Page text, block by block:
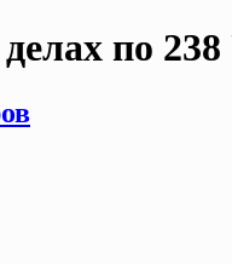
делах по